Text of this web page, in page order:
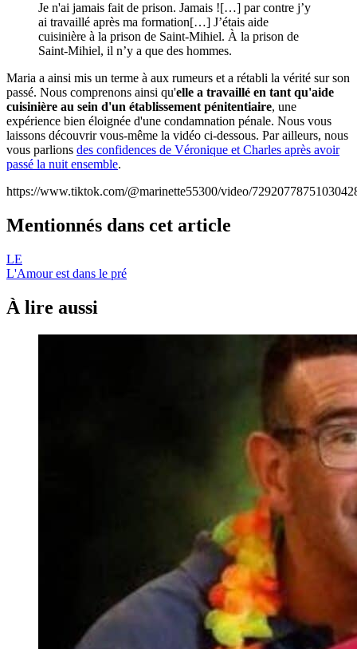
Je n'ai jamais fait de prison. Jamais ![…] par contre j’y
ai travaillé après ma formation[…] J’étais aide
cuisinière à la prison de Saint-Mihiel. À la prison de
Saint-Mihiel, il n’y a que des hommes.
Maria a ainsi mis un terme à aux rumeurs et a rétabli la vérité sur son
passé. Nous comprenons ainsi qu'elle a travaillé en tant qu'aide
cuisinière au sein d'un établissement pénitentiaire, une
expérience bien éloignée d'une condamnation pénale. Nous vous
laissons découvrir vous-même la vidéo ci-dessous. Par ailleurs, nous
vous parlions des confidences de Véronique et Charles après avoir
passé la nuit ensemble.
https://www.tiktok.com/@marinette55300/video/
Mentionnés dans cet article
LE
L'Amour est dans le pré
À lire aussi